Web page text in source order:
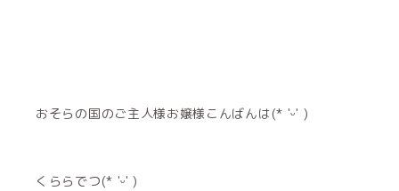
おそらの国のご主人様お嬢様こんばんは(* 'ᵕ' )
くららでつ(* 'ᵕ' )